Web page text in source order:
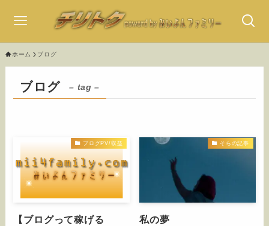
ホーム ブログ
ブログ – tag –
ブログPV/収益
【ブログって稼げる
そらの記事
私の夢